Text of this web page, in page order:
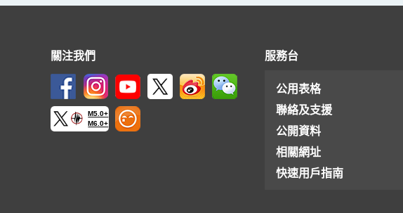
關注我們
M5.0+
M6.0+
服務台
公用表格
聯絡及支援
公開資料
相關網址
快速用戶指南